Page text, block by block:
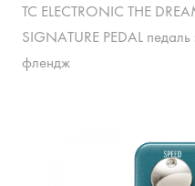
TC ELECTRONIC THE
SIGNATURE PEDAL
флендж